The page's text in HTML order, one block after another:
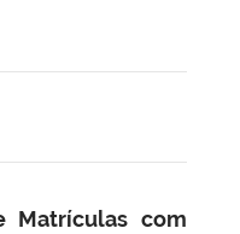
Matrículas com